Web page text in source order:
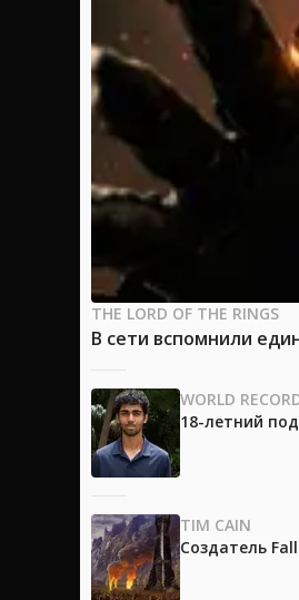
THE LORD OF THE RINGS
В сети вспомнили
WORLD
18-летний
TIM CAIN
Создатель